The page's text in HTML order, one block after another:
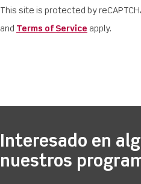
This site is protected by
and Terms of Service apply.
Interesado en
nuestros